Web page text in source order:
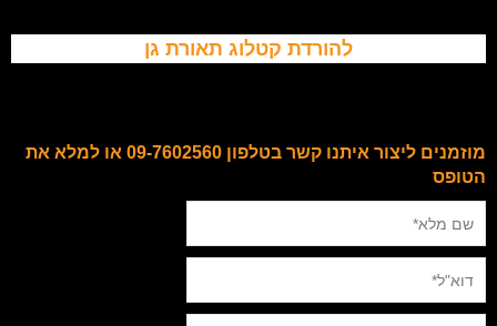
להורדת קטלוג תאורת גן
מוזמנים ליצור איתנו קשר בטלפון 09-7602560 או למלא את
הטופס